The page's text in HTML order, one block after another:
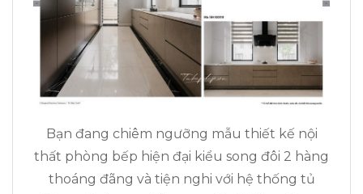
Bạn đang chiêm ngưỡng mẫu thiết kế nội
thất phòng bếp hiện đại kiểu song đôi 2 hàng
thoáng đãng và tiện nghi với hệ thống tủ